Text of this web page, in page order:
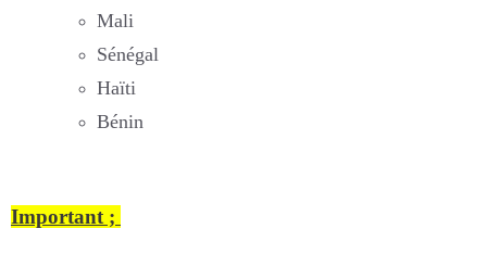
Mali
Sénégal
Haïti
Bénin
Important ;